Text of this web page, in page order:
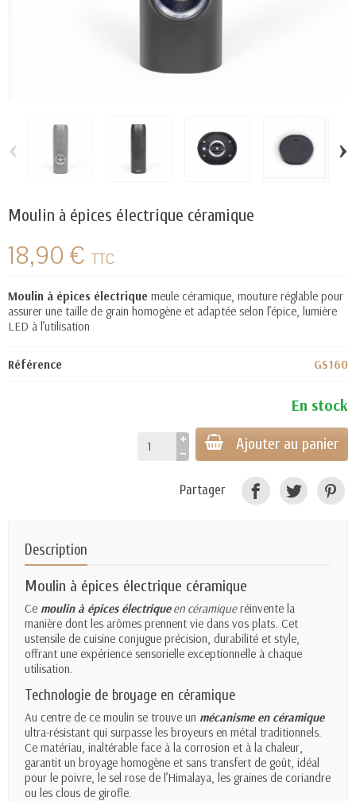
‹ ›
Moulin à épices électrique céramique
18,90 € TTC
Moulin à épices électrique meule céramique , mouture réglable pour
assurer une taille de grain homogène et adaptée selon l’épice , lumière
LED à l’utilisation
Référence GS160
En stock
Ajouter au panier
Partager
Description
Moulin à épices électrique céramique
Ce moulin à épices électriqueen céramiqueréinvente la
manière dont les arômes prennent vie dans vos plats. Cet
ustensile de cuisine conjugue précision, durabilité et style,
offrant une expérience sensorielle exceptionnelle à chaque
utilisation.
Technologie de broyage en céramique
Au centre de ce moulin se trouve un mécanisme en céramique
ultra-résistant qui surpasse les broyeurs en métal traditionnels.
Ce matériau, inaltérable face à la corrosion et à la chaleur,
garantit un broyage homogène et sans transfert de goût, idéal
pour le poivre, le sel rose de l’Himalaya, les graines de coriandre
ou les clous de girofle.